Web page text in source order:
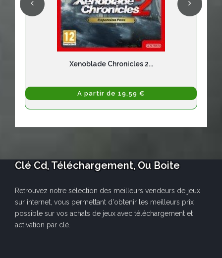
Xenoblade Chronicles 2...
A partir de 19,59 €
Clé Cd, Téléchargement, Ou Boite
Retrouvez notre sélection des meilleurs vendeurs de jeux
sur internet, vous permettant d'obtenir les meilleurs prix
possible sur vos achats de jeux avec téléchargement et
activation par clé.